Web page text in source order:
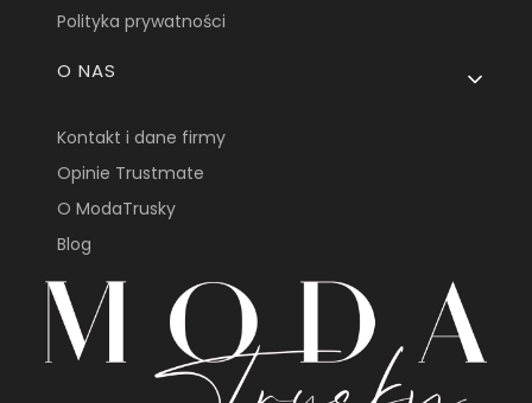
Polityka prywatności
O NAS
Kontakt i dane firmy
Opinie Trustmate
O ModaTrusky
Blog